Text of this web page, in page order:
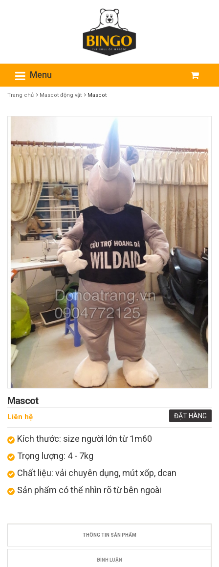
Menu
Trang chủ Mascot động vật Mascot
Mascot
ĐẶT HÀNG
Liên hệ
Kích thước: size người lớn từ 1m60
Trọng lượng: 4 - 7kg
Chất liệu: vải chuyên dụng, mút xốp, dcan
Sản phẩm có thể nhìn rõ từ bên ngoài
THÔNG TIN SẢN PHẨM
BÌNH LUẬN